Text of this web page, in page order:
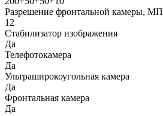
Разрешение фронтальной камеры, МП
12
Стабилизатор изображения
Да
Телефотокамера
Да
Ультраширокоугольная камера
Да
Фронтальная камера
Да